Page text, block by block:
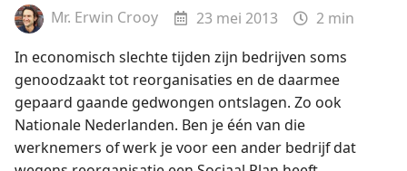
Mr. Erwin Crooy 23 mei 2013
2 min
In economisch slechte tijden zijn bedrijven soms
genoodzaakt tot reorganisaties en de daarmee
gepaard gaande gedwongen ontslagen. Zo ook
Nationale Nederlanden. Ben je één van die
werknemers of werk je voor een ander bedrijf dat